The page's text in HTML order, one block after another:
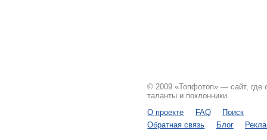
© 2009 «Топфотоп» — сайт, где
таланты и поклонники.
О проекте
FAQ
Поиск
Обратная связь
Блог